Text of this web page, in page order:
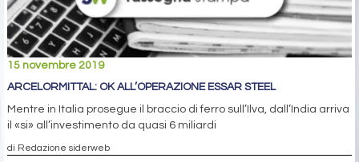
15 novembre 2019
ARCELORMITTAL: OK ALL’OPERAZIONE ESSAR STEEL
Mentre in Italia prosegue il braccio di ferro sull’Ilva, dall’India arriva
il «si» all’investimento da quasi 6 miliardi
di Redazione siderweb